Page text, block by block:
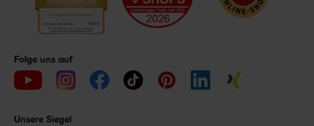
Folge uns auf
Unsere Siegel